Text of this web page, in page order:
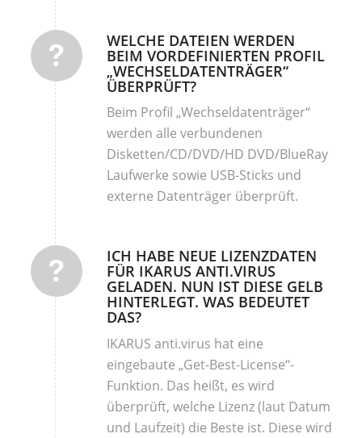
WELCHE DATEIEN WERDEN
BEIM VORDEFINIERTEN PROFIL
„WECHSELDATENTRÄGER“
ÜBERPRÜFT?
Beim Profil „Wechseldatenträger“
werden alle verbundenen
Disketten/CD/DVD/HD DVD/BlueRay
Laufwerke sowie USB-Sticks und
externe Datenträger überprüft.
ICH HABE NEUE LIZENZDATEN
FÜR IKARUS ANTI.VIRUS
GELADEN. NUN IST DIESE GELB
HINTERLEGT. WAS BEDEUTET
DAS?
IKARUS anti.virus hat eine
eingebaute „Get-Best-License“-
Funktion. Das heißt, es wird
überprüft, welche Lizenz (laut Datum
und Laufzeit) die Beste ist. Diese wird